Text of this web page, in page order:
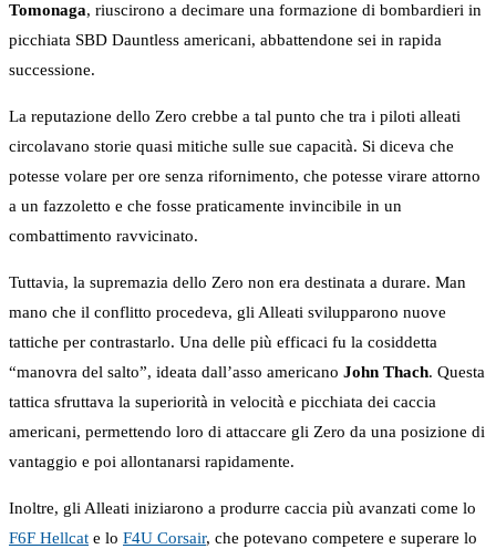
Tomonaga, riuscirono a decimare una formazione di bombardieri in
picchiata SBD Dauntless americani, abbattendone sei in rapida
successione.
La reputazione dello Zero crebbe a tal punto che tra i piloti alleati
circolavano storie quasi mitiche sulle sue capacità. Si diceva che
potesse volare per ore senza rifornimento, che potesse virare attorno
a un fazzoletto e che fosse praticamente invincibile in un
combattimento ravvicinato.
Tuttavia, la supremazia dello Zero non era destinata a durare. Man
mano che il conflitto procedeva, gli Alleati svilupparono nuove
tattiche per contrastarlo. Una delle più efficaci fu la cosiddetta
“manovra del salto”, ideata dall’asso americano John Thach. Questa
tattica sfruttava la superiorità in velocità e picchiata dei caccia
americani, permettendo loro di attaccare gli Zero da una posizione di
vantaggio e poi allontanarsi rapidamente.
Inoltre, gli Alleati iniziarono a produrre caccia più avanzati come lo
F6F Hellcat e lo F4U Corsair, che potevano competere e superare lo